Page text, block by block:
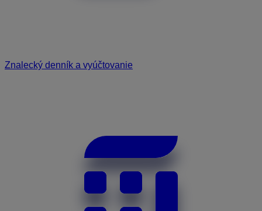
Znalecký denník a vyúčtovanie